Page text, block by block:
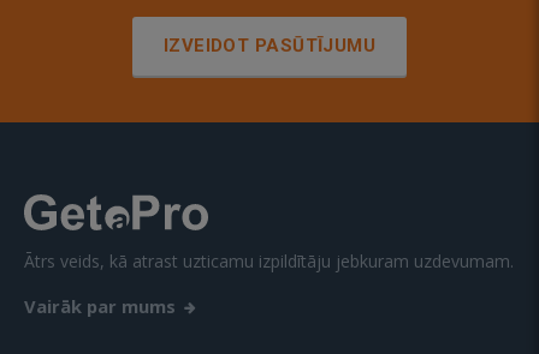
IZVEIDOT PASŪTĪJUMU
Ātrs veids, kā atrast uzticamu izpildītāju jebkuram uzdevumam.
Vairāk par mums